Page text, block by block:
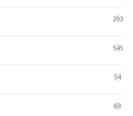
293
545
54
69